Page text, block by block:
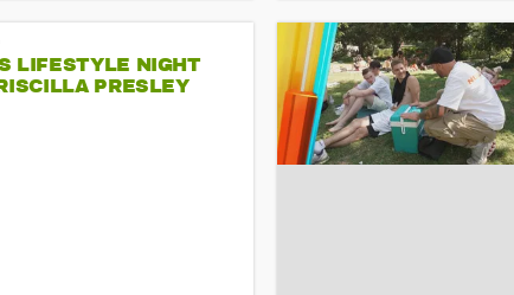
LIFESTYLE NIGHT
PRESLEY